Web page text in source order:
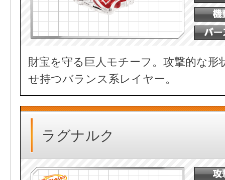
財宝を守る巨人モチーフ。攻撃的な形
せ持つバランス系レイヤー。
ラグナルク